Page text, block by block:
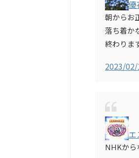
優
朝からお
落ち着か
終わりま
2023/
エ
NHKから